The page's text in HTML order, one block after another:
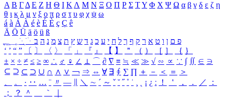
Α Β ΓΔ Ε Ζ Η Θ Ι ΚΛ Μ Ν Ξ Ο Π Ρ Σ ΤΥ Φ Χ Ψ Ω α β γ δ ε ζ η
θ ι κ λ μ ν ξ ο π ρ σ τ υ φ χ ψ ω
á à Á À é è É È ç Ç ê
Ä Ö Ü ä ö ü ß
ִֶֹ ֻּ ׁׂ פ ם ן ו ט א ר ק ף ך ל ח י ע כ ג ד ש ץ ת צ מ נ ה ב
‘ ’ “ ” 〔 〕 〈 〉 「 」 『 』 【 】 ＂ （ ） ［ ］ ｛ ｝
± × ÷ ≠ ≤ ≥ ∞ ∴ ♂ ♀ ∠ ⊥ ⌒ ∂ ∇ ≡ ≒ ≪ ≫ √ ∽ ∝ ∵ ∫ ∬ ∈ ∋
⊆ ⊇ ⊂ ⊃ ∪ ∩ ∧ ∨ ￢ ⇒ ⇔ ∀ ∃ ∮ ∑ ∏ ＋ － ＜ ＝
＞
、
。 · ‥ … ¨ 〃 ― ＼ ∼ ´ ～ ˇ ˘ ˝ ˚ ˙ ¸ ¡ ¿ ː ！ ＇ ， ． ／
：
；
？ ＾ ｀